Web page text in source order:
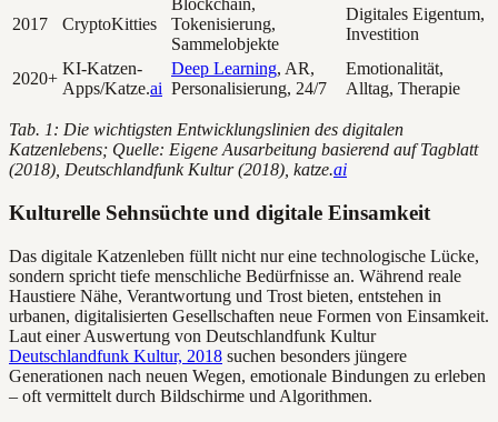
2017 CryptoKitties
Blockchain,
Tokenisierung,
Sammelobjekte
Digitales Eigentum,
Investition
2020+
KI-Katzen-
Apps/Katze.ai
Deep Learning, AR,
Personalisierung, 24/7
Emotionalität,
Alltag, Therapie
Tab. 1: Die wichtigsten Entwicklungslinien des digitalen
Katzenlebens; Quelle: Eigene Ausarbeitung basierend auf Tagblatt
(2018), Deutschlandfunk Kultur (2018), katze.ai
Kulturelle Sehnsüchte und digitale Einsamkeit
Das digitale Katzenleben füllt nicht nur eine technologische Lücke,
sondern spricht tiefe menschliche Bedürfnisse an. Während reale
Haustiere Nähe, Verantwortung und Trost bieten, entstehen in
urbanen, digitalisierten Gesellschaften neue Formen von Einsamkeit.
Laut einer Auswertung von Deutschlandfunk Kultur
Deutschlandfunk Kultur, 2018 suchen besonders jüngere
Generationen nach neuen Wegen, emotionale Bindungen zu erleben
– oft vermittelt durch Bildschirme und Algorithmen.